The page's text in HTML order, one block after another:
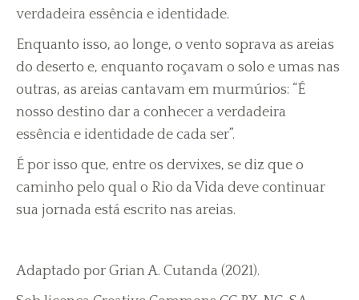
verdadeira essência e identidade.
Enquanto isso, ao longe, o vento soprava as areias
do deserto e, enquanto roçavam o solo e umas nas
outras, as areias cantavam em murmúrios: “É
nosso destino dar a conhecer a verdadeira
essência e identidade de cada ser”.
É por isso que, entre os dervixes, se diz que o
caminho pelo qual o Rio da Vida deve continuar
sua jornada está escrito nas areias.
Adaptado por Grian A. Cutanda (2021).